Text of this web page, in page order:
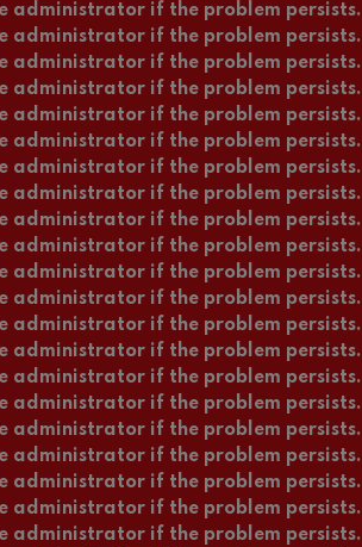
administrator if the problem persists.
administrator if the problem persists.
administrator if the problem persists.
administrator if the problem persists.
administrator if the problem persists.
administrator if the problem persists.
administrator if the problem persists.
administrator if the problem persists.
administrator if the problem persists.
administrator if the problem persists.
administrator if the problem persists.
administrator if the problem persists.
administrator if the problem persists.
administrator if the problem persists.
administrator if the problem persists.
administrator if the problem persists.
administrator if the problem persists.
administrator if the problem persists.
administrator if the problem persists.
administrator if the problem persists.
administrator if the problem persists.